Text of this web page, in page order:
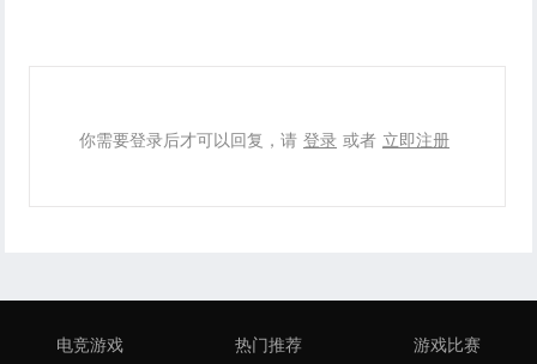
你需要登录后才可以回复，请 登录 或者 立即注册
电竞游戏 热门推荐 游戏比赛